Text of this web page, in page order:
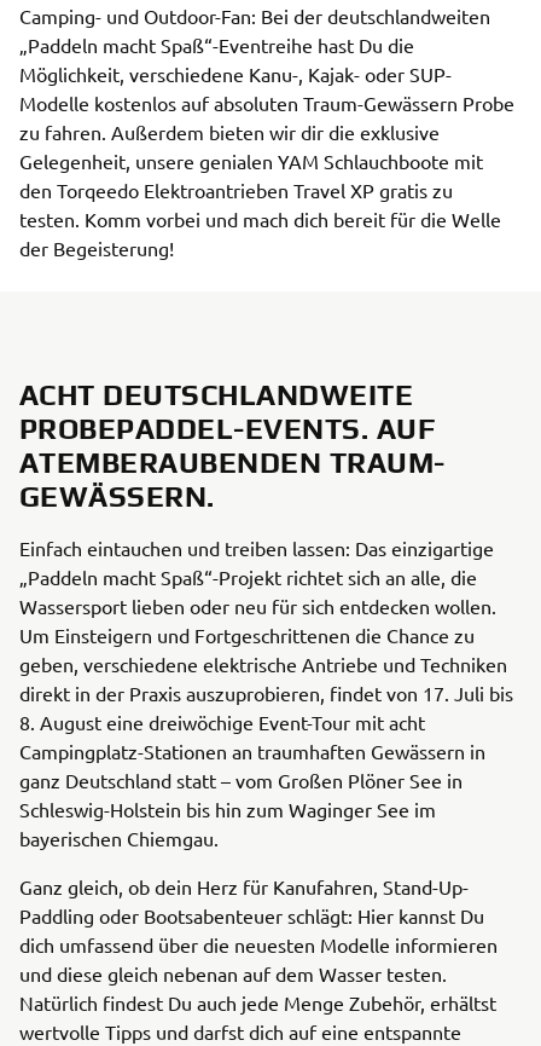
Camping- und Outdoor-Fan: Bei der deutschlandweiten
„Paddeln macht Spaß“-Eventreihe hast Du die
Möglichkeit, verschiedene Kanu-, Kajak- oder SUP-
Modelle kostenlos auf absoluten Traum-Gewässern Probe
zu fahren. Außerdem bieten wir dir die exklusive
Gelegenheit, unsere genialen YAM Schlauchboote mit
den Torqeedo Elektroantrieben Travel XP gratis zu
testen. Komm vorbei und mach dich bereit für die Welle
der Begeisterung!
ACHT DEUTSCHLANDWEITE
PROBEPADDEL-EVENTS. AUF
ATEMBERAUBENDEN TRAUM-
GEWÄSSERN.
Einfach eintauchen und treiben lassen: Das einzigartige
„Paddeln macht Spaß“-Projekt richtet sich an alle, die
Wassersport lieben oder neu für sich entdecken wollen.
Um Einsteigern und Fortgeschrittenen die Chance zu
geben, verschiedene elektrische Antriebe und Techniken
direkt in der Praxis auszuprobieren, findet von 17. Juli bis
8. August eine dreiwöchige Event-Tour mit acht
Campingplatz-Stationen an traumhaften Gewässern in
ganz Deutschland statt – vom Großen Plöner See in
Schleswig-Holstein bis hin zum Waginger See im
bayerischen Chiemgau.
Ganz gleich, ob dein Herz für Kanufahren, Stand-Up-
Paddling oder Bootsabenteuer schlägt: Hier kannst Du
dich umfassend über die neuesten Modelle informieren
und diese gleich nebenan auf dem Wasser testen.
Natürlich findest Du auch jede Menge Zubehör, erhältst
wertvolle Tipps und darfst dich auf eine entspannte